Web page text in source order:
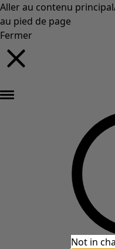
Aller au contenu principal
au pied de page
Fermer
Not in